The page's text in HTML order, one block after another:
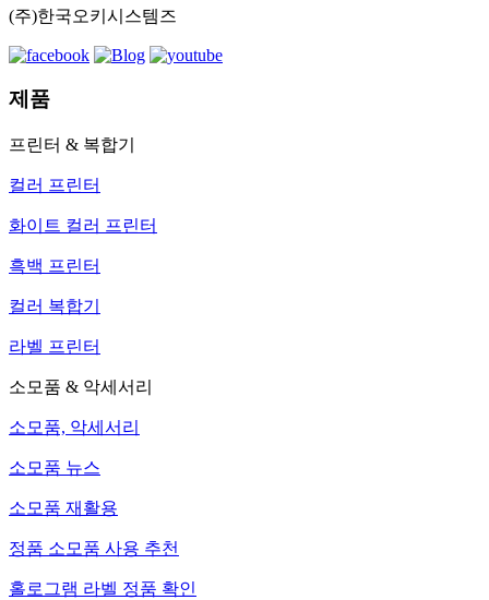
(주)한국오키시스템즈
제품
프린터 & 복합기
컬러 프린터
화이트 컬러 프린터
흑백 프린터
컬러 복합기
라벨 프린터
소모품 & 악세서리
소모품, 악세서리
소모품 뉴스
소모품 재활용
정품 소모품 사용 추천
홀로그램 라벨 정품 확인